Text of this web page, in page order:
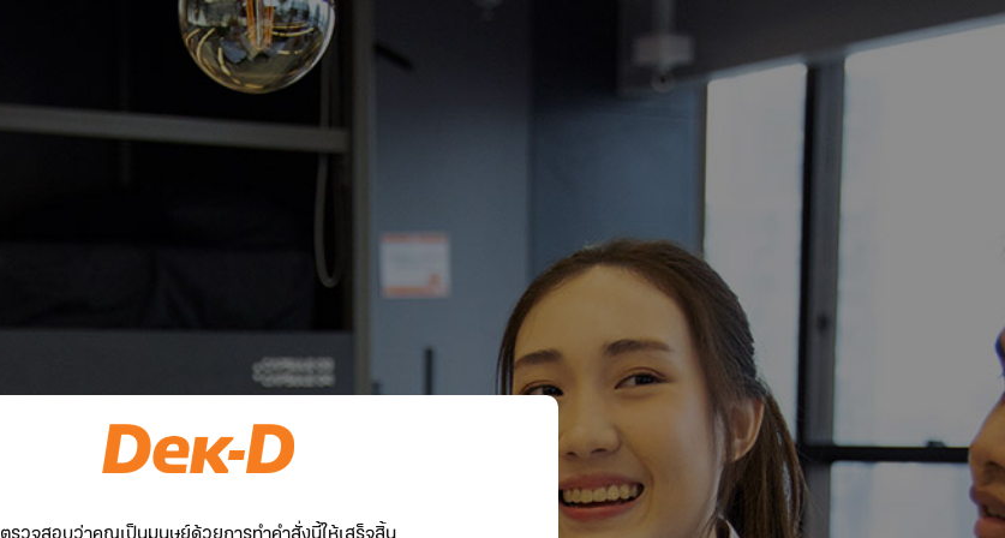
ตรวจสอบว่าคุณเป็นมนุษย์ด้วยการทำคำสั่งนี้ให้เสร็จสิ้น